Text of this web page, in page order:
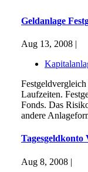
Geldanlage
Aug 13, 2008 |
Laufzeiten.
Fonds. Das
andere
Tagesgeldkonto
Aug 8, 2008 |